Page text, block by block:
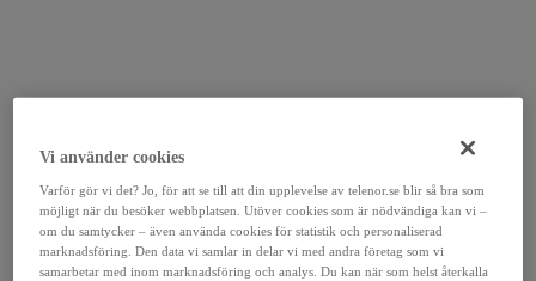
Vi använder cookies
Varför gör vi det? Jo, för att se till att din upplevelse av telenor.se blir så bra som
möjligt när du besöker webbplatsen. Utöver cookies som är nödvändiga kan vi –
om du samtycker – även använda cookies för statistik och personaliserad
marknadsföring. Den data vi samlar in delar vi med andra företag som vi
samarbetar med inom marknadsföring och analys. Du kan när som helst återkalla